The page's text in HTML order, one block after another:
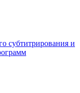
субтитрирования и